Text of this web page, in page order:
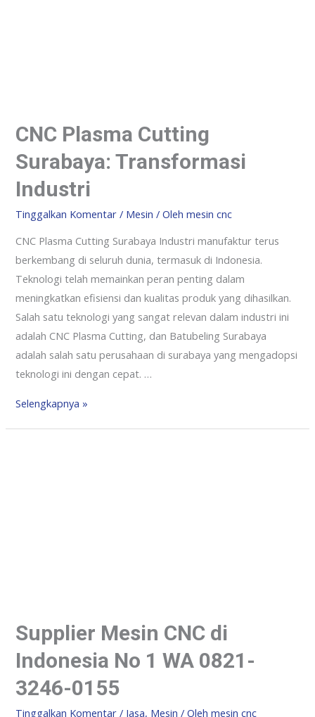
CNC Plasma Cutting
Surabaya: Transformasi
Industri
Tinggalkan Komentar / Mesin / Olehmesin cnc
CNC Plasma Cutting Surabaya Industri manufaktur terus
berkembang di seluruh dunia, termasuk di Indonesia.
Teknologi telah memainkan peran penting dalam
meningkatkan efisiensi dan kualitas produk yang dihasilkan.
Salah satu teknologi yang sangat relevan dalam industri ini
adalah CNC Plasma Cutting, dan Batubeling Surabaya
adalah salah satu perusahaan di surabaya yang mengadopsi
teknologi ini dengan cepat. …
Selengkapnya »
Supplier Mesin CNC di
Indonesia No 1 WA 0821-
3246-0155
Tinggalkan Komentar / Jasa, Mesin / Olehmesin cnc